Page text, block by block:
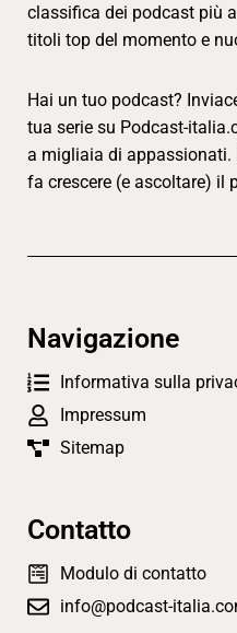
classifica dei podcast più
titoli top del momento e
Hai un tuo podcast?
tua serie su Podcast-
a migliaia di
fa crescere (e ascoltare) il
Navigazione
Informativa sulla
Impressum
Sitemap
Contatto
Modulo di contatto
info@podcast-